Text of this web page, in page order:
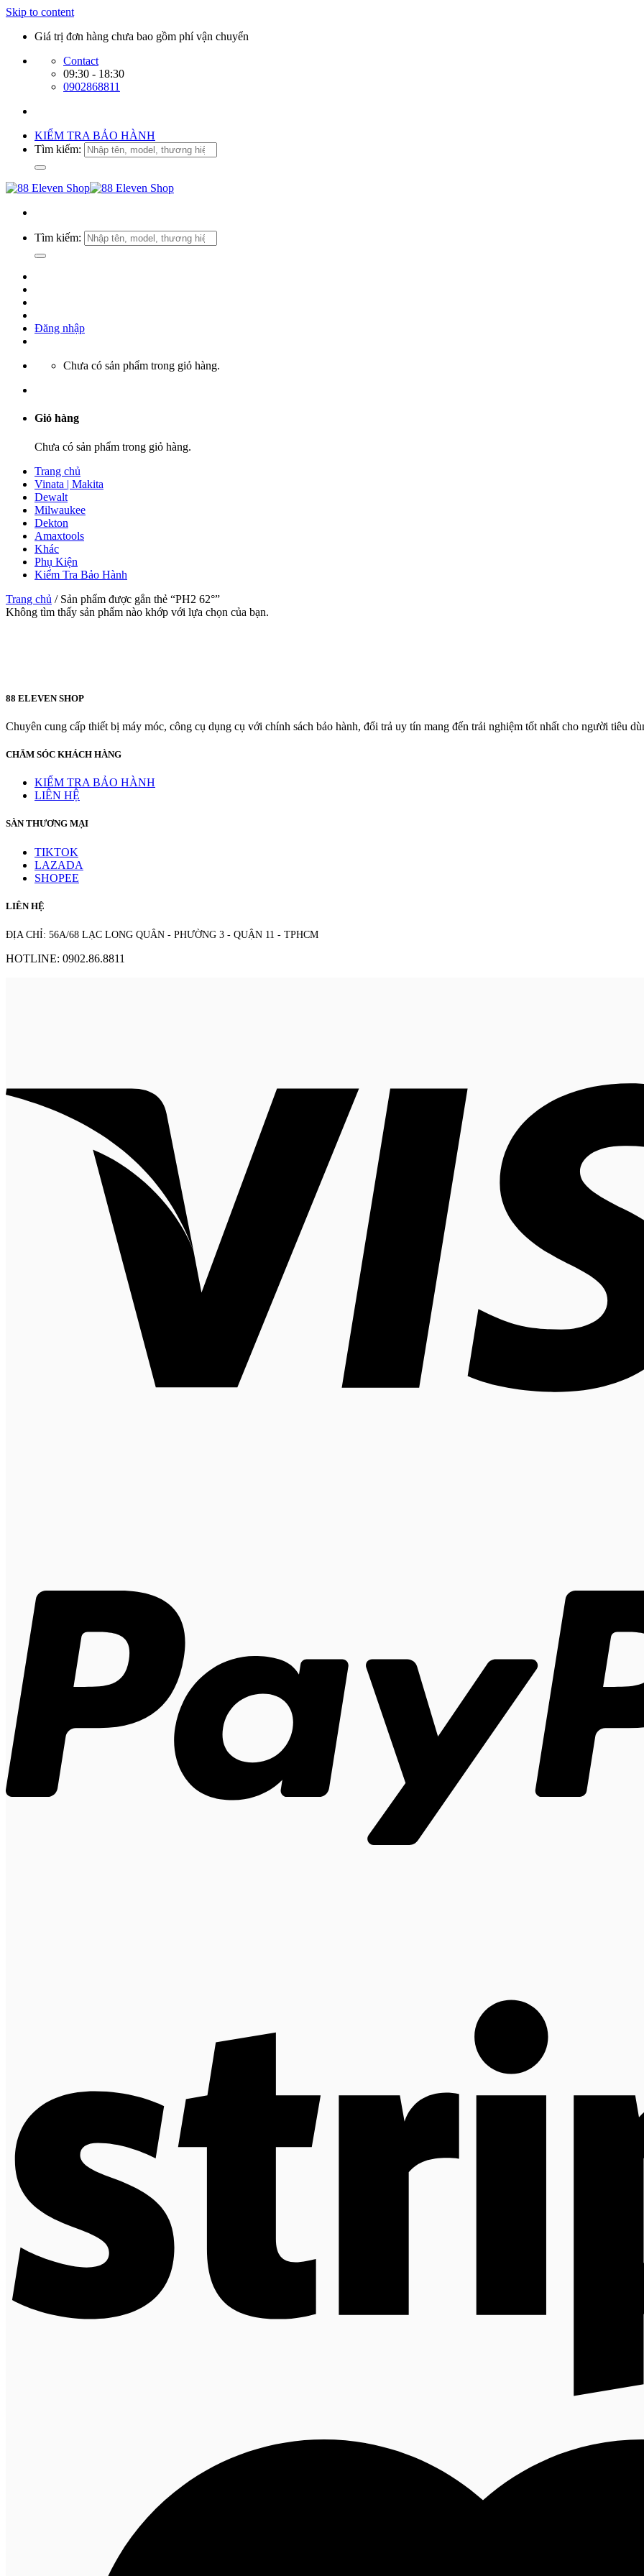
Skip to content
Giá trị đơn hàng chưa bao gồm phí vận chuyển
Contact
09:30 - 18:30
0902868811
KIỂM TRA BẢO HÀNH
Tìm kiếm:
Tìm kiếm:
Đăng nhập
Chưa có sản phẩm trong giỏ hàng.
Giỏ hàng
Chưa có sản phẩm trong giỏ hàng.
Trang chủ
Vinata | Makita
Dewalt
Milwaukee
Dekton
Amaxtools
Khác
Phụ Kiện
Kiểm Tra Bảo Hành
Trang chủ /Sản phẩm được gắn thẻ “PH2 62°”
Không tìm thấy sản phẩm nào khớp với lựa chọn của bạn.
88 ELEVEN SHOP
Chuyên cung cấp thiết bị máy móc, công cụ dụng cụ với chính sách bảo hành, đổi trả uy tín mang đến trải nghiệm tốt nhất cho người tiêu
CHĂM SÓC KHÁCH HÀNG
KIỂM TRA BẢO HÀNH
LIÊN HỆ
SÀN THƯƠNG MẠI
TIKTOK
LAZADA
SHOPEE
LIÊN HỆ
ĐỊA CHỈ: 56A/68 LẠC LONG QUÂN - PHƯỜNG 3 - QUẬN 11 - TPHCM
HOTLINE: 0902.86.8811